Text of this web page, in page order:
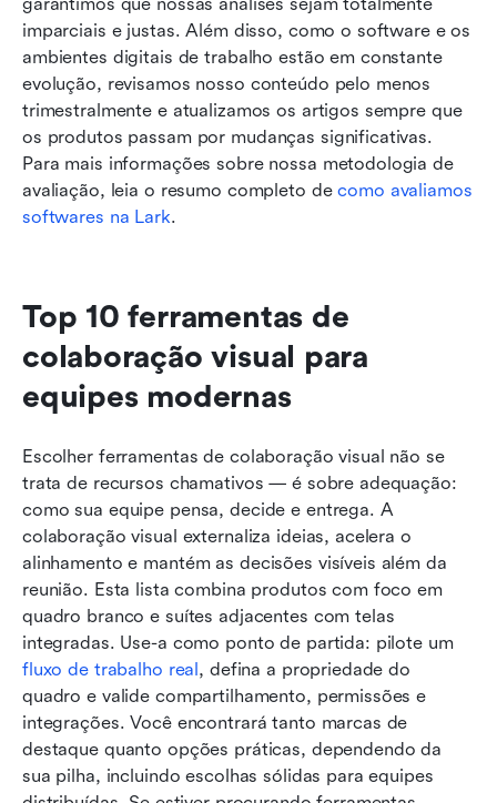
imparciais e justas. Além disso, como o software e os
ambientes digitais de trabalho estão em constante
evolução, revisamos nosso conteúdo pelo menos
trimestralmente e atualizamos os artigos sempre que
os produtos passam por mudanças significativas.
Para mais informações sobre nossa metodologia de
avaliação, leia o resumo completo de como avaliamos
softwares na Lark.
Top 10 ferramentas de
colaboração visual para
equipes modernas
Escolher ferramentas de colaboração visual não se
trata de recursos chamativos — é sobre adequação:
como sua equipe pensa, decide e entrega. A
colaboração visual externaliza ideias, acelera o
alinhamento e mantém as decisões visíveis além da
reunião. Esta lista combina produtos com foco em
quadro branco e suítes adjacentes com telas
integradas. Use-a como ponto de partida: pilote um
fluxo de trabalho real, defina a propriedade do
quadro e valide compartilhamento, permissões e
integrações. Você encontrará tanto marcas de
destaque quanto opções práticas, dependendo da
sua pilha, incluindo escolhas sólidas para equipes